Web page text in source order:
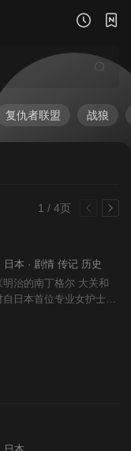
复仇者联盟 战狼
1 / 4页
日本 · 剧情 传记 历史
治的南丁格尔 大关和
日本首位专业女护士大